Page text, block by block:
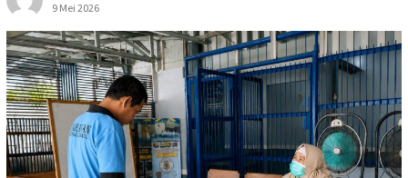
9 Mei 2026